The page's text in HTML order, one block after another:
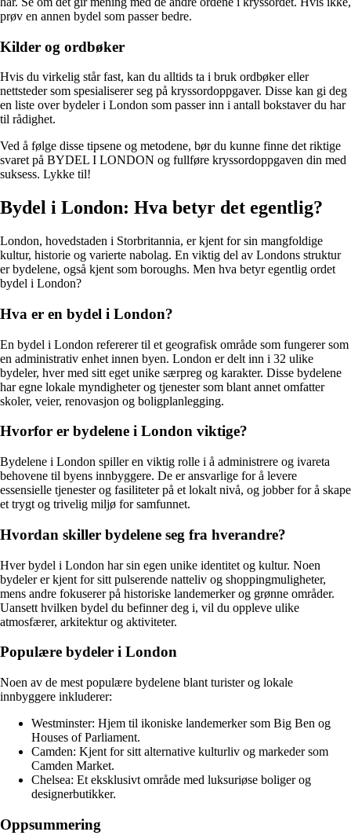
prøv en annen bydel som passer bedre.
Kilder og ordbøker
Hvis du virkelig står fast, kan du alltids ta i bruk ordbøker eller
nettsteder som spesialiserer seg på kryssordoppgaver. Disse kan gi deg
en liste over bydeler i London som passer inn i antall bokstaver du har
til rådighet.
Ved å følge disse tipsene og metodene, bør du kunne finne det riktige
svaret på BYDEL I LONDON og fullføre kryssordoppgaven din med
suksess. Lykke til!
Bydel i London: Hva betyr det egentlig?
London, hovedstaden i Storbritannia, er kjent for sin mangfoldige
kultur, historie og varierte nabolag. En viktig del av Londons struktur
er bydelene, også kjent som boroughs. Men hva betyr egentlig ordet
bydel i London?
Hva er en bydel i London?
En bydel i London refererer til et geografisk område som fungerer som
en administrativ enhet innen byen. London er delt inn i 32 ulike
bydeler, hver med sitt eget unike særpreg og karakter. Disse bydelene
har egne lokale myndigheter og tjenester som blant annet omfatter
skoler, veier, renovasjon og boligplanlegging.
Hvorfor er bydelene i London viktige?
Bydelene i London spiller en viktig rolle i å administrere og ivareta
behovene til byens innbyggere. De er ansvarlige for å levere
essensielle tjenester og fasiliteter på et lokalt nivå, og jobber for å skape
et trygt og trivelig miljø for samfunnet.
Hvordan skiller bydelene seg fra hverandre?
Hver bydel i London har sin egen unike identitet og kultur. Noen
bydeler er kjent for sitt pulserende natteliv og shoppingmuligheter,
mens andre fokuserer på historiske landemerker og grønne områder.
Uansett hvilken bydel du befinner deg i, vil du oppleve ulike
atmosfærer, arkitektur og aktiviteter.
Populære bydeler i London
Noen av de mest populære bydelene blant turister og lokale
innbyggere inkluderer:
Westminster: Hjem til ikoniske landemerker som Big Ben og
Houses of Parliament.
Camden: Kjent for sitt alternative kulturliv og markeder som
Camden Market.
Chelsea: Et eksklusivt område med luksuriøse boliger og
designerbutikker.
Oppsummering